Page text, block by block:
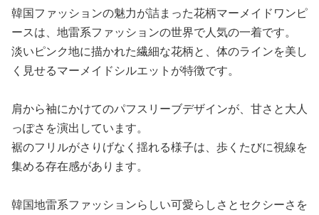
韓国ファッションの魅力が詰まった花柄マーメイドワンピ
ースは、地雷系ファッションの世界で人気の一着です。
淡いピンク地に描かれた繊細な花柄と、体のラインを美し
く見せるマーメイドシルエットが特徴です。
肩から袖にかけてのパフスリーブデザインが、甘さと大人
っぽさを演出しています。
裾のフリルがさりげなく揺れる様子は、歩くたびに視線を
集める存在感があります。
韓国地雷系ファッションらしい可愛らしさとセクシーさを